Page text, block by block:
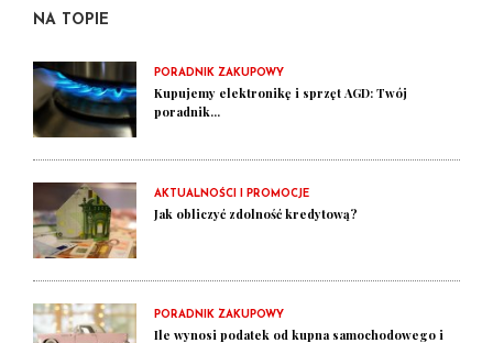
NA TOPIE
PORADNIK ZAKUPOWY
Kupujemy elektronikę i sprzęt AGD: Twój
poradnik...
AKTUALNOŚCI I PROMOCJE
Jak obliczyć zdolność kredytową?
PORADNIK ZAKUPOWY
Ile wynosi podatek od kupna samochodowego i